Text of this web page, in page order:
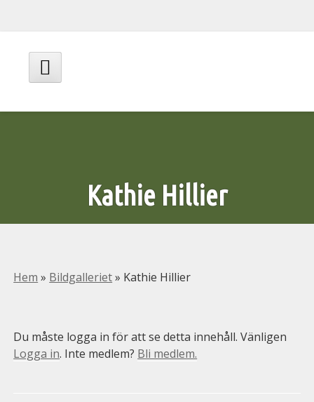
innehåll
Huvudmeny
Kathie Hillier
Hem » Bildgalleriet» Kathie Hillier
Du måste logga in för att se detta innehåll. Vänligen
Logga in. Inte medlem? Bli medlem.